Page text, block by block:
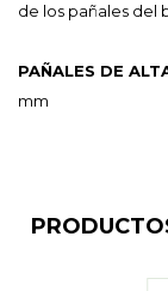
de los pañales del
PAÑALES DE
mm